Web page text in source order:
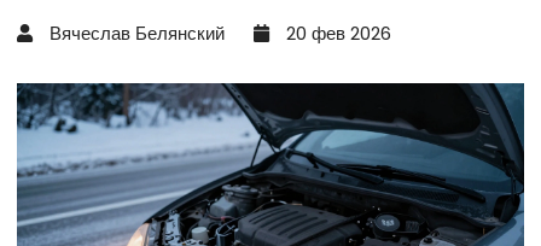
Вячеслав Белянский 20 фев 2026